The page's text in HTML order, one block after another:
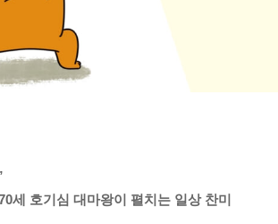
세 호기심 대마왕이 펼치는 일상 찬미